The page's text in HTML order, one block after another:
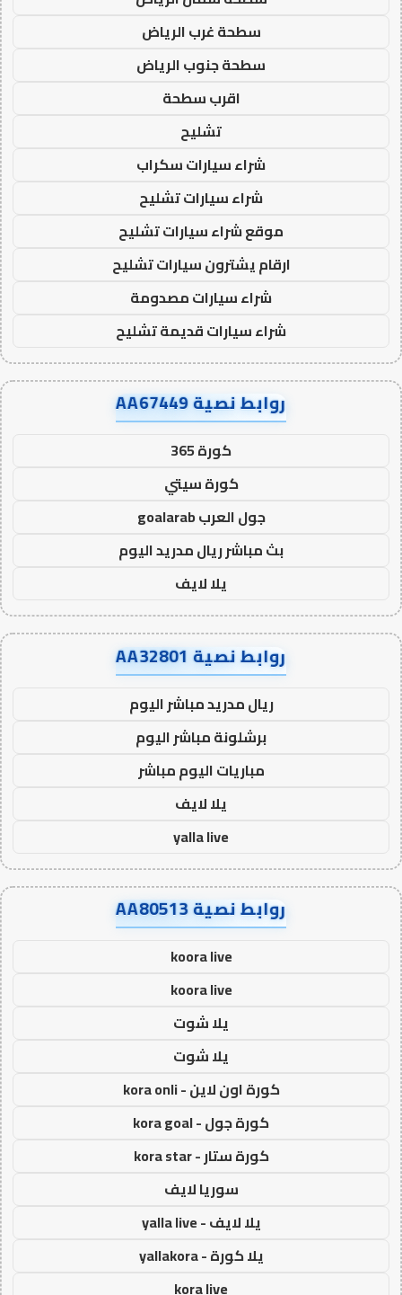
سطحة غرب الرياض
سطحة جنوب الرياض
اقرب سطحة
تشليح
شراء سيارات سكراب
شراء سيارات تشليح
موقع شراء سيارات تشليح
ارقام يشترون سيارات تشليح
شراء سيارات مصدومة
شراء سيارات قديمة تشليح
روابط نصية AA67449
كورة 365
كورة سيتي
جول العرب goalarab
بث مباشر ريال مدريد اليوم
يلا لايف
روابط نصية AA32801
ريال مدريد مباشر اليوم
برشلونة مباشر اليوم
مباريات اليوم مباشر
يلا لايف
yalla live
روابط نصية AA80513
koora live
koora live
يلا شوت
يلا شوت
كورة اون لاين - kora onli
كورة جول - kora goal
كورة ستار - kora star
سوريا لايف
يلا لايف - yalla live
يلا كورة - yallakora
kora live